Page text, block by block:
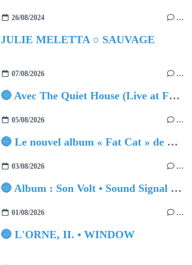
26/08/2024 …
JULIE MELETTA ○ SAUVAGE
07/08/2026 …
🔵 Avec The Quiet House (Live at Funkhaus), Kenzo Zurzolo livre une performance aussi intense qu'envoûtante.
05/08/2026 …
🔵 Le nouvel album « Fat Cat » de Delilah Holliday (sortie le 30 Octobre 2026)
03/08/2026 …
🔵 Album : Son Volt • Sound Signal Serenades
01/08/2026 …
🔵 L'ORNE, II. • WINDOW